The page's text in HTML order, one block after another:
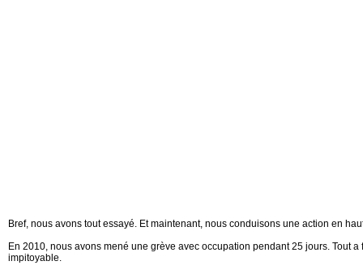
Bref, nous avons tout essayé. Et maintenant, nous conduisons une action en
En 2010, nous avons mené une grève avec occupation pendant 25 jours. Tout
impitoyable.